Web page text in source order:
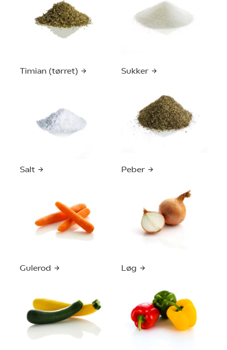
Timian (tørret) Sukker
Salt Peber
Gulerod Løg